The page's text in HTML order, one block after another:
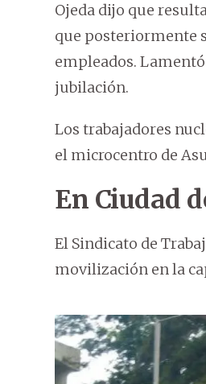
Ojeda dijo que
que posteriormente
empleados.
jubilación.
Los trabajadores
el microcentro de
En Ciudad
El Sindicato de
movilización en la